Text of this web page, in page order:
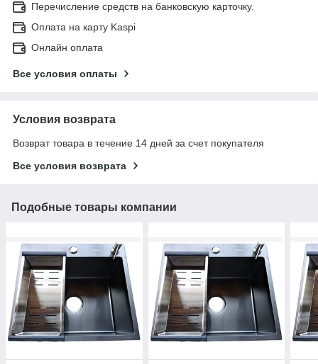
Перечисление средств на банковскую карточку.
Оплата на карту Kaspi
Онлайн оплата
Все условия оплаты
Условия возврата
Возврат товара в течение 14 дней за счет покупателя
Все условия возврата
Подобные товары компании